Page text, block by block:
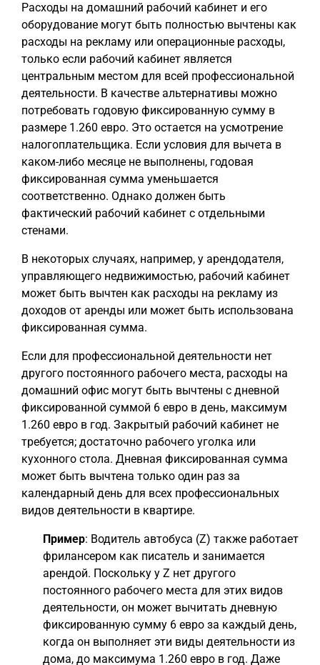
Расходы на домашний рабочий кабинет и его
оборудование могут быть полностью вычтены как
расходы на рекламу или операционные расходы,
только если рабочий кабинет является
центральным местом для всей профессиональной
деятельности. В качестве альтернативы можно
потребовать годовую фиксированную сумму в
размере 1.260 евро. Это остается на усмотрение
налогоплательщика. Если условия для вычета в
каком-либо месяце не выполнены, годовая
фиксированная сумма уменьшается
соответственно. Однако должен быть
фактический рабочий кабинет с отдельными
стенами.
В некоторых случаях, например, у арендодателя,
управляющего недвижимостью, рабочий кабинет
может быть вычтен как расходы на рекламу из
доходов от аренды или может быть использована
фиксированная сумма.
Если для профессиональной деятельности нет
другого постоянного рабочего места, расходы на
домашний офис могут быть вычтены с дневной
фиксированной суммой 6 евро в день, максимум
1.260 евро в год. Закрытый рабочий кабинет не
требуется; достаточно рабочего уголка или
кухонного стола. Дневная фиксированная сумма
может быть вычтена только один раз за
календарный день для всех профессиональных
видов деятельности в квартире.
Пример: Водитель автобуса (Z) также работает
фрилансером как писатель и занимается
арендой. Поскольку у Z нет другого
постоянного рабочего места для этих видов
деятельности, он может вычитать дневную
фиксированную сумму 6 евро за каждый день,
когда он выполняет эти виды деятельности из
дома, до максимума 1.260 евро в год. Даже